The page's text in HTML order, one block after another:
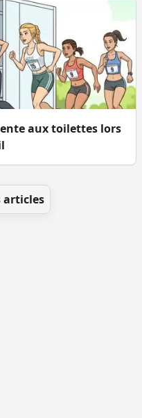
aux toilettes lors
articles